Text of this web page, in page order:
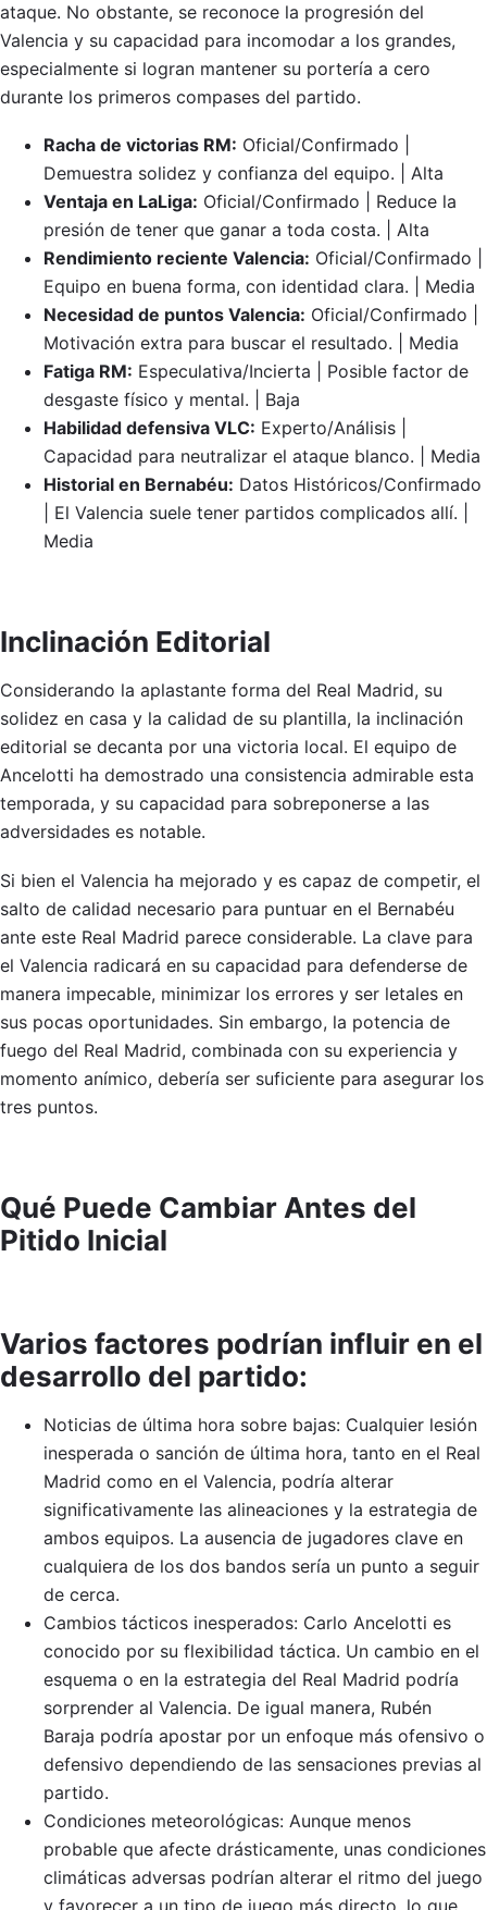
ataque. No obstante, se reconoce la progresión del
Valencia y su capacidad para incomodar a los grandes,
especialmente si logran mantener su portería a cero
durante los primeros compases del partido.
Racha de victorias RM: Oficial/Confirmado |
Demuestra solidez y confianza del equipo. | Alta
Ventaja en LaLiga: Oficial/Confirmado | Reduce la
presión de tener que ganar a toda costa. | Alta
Rendimiento reciente Valencia: Oficial/Confirmado |
Equipo en buena forma, con identidad clara. | Media
Necesidad de puntos Valencia: Oficial/Confirmado |
Motivación extra para buscar el resultado. | Media
Fatiga RM: Especulativa/Incierta | Posible factor de
desgaste físico y mental. | Baja
Habilidad defensiva VLC: Experto/Análisis |
Capacidad para neutralizar el ataque blanco. | Media
Historial en Bernabéu: Datos Históricos/Confirmado
| El Valencia suele tener partidos complicados allí. |
Media
Inclinación Editorial
Considerando la aplastante forma del Real Madrid, su
solidez en casa y la calidad de su plantilla, la inclinación
editorial se decanta por una victoria local. El equipo de
Ancelotti ha demostrado una consistencia admirable esta
temporada, y su capacidad para sobreponerse a las
adversidades es notable.
Si bien el Valencia ha mejorado y es capaz de competir, el
salto de calidad necesario para puntuar en el Bernabéu
ante este Real Madrid parece considerable. La clave para
el Valencia radicará en su capacidad para defenderse de
manera impecable, minimizar los errores y ser letales en
sus pocas oportunidades. Sin embargo, la potencia de
fuego del Real Madrid, combinada con su experiencia y
momento anímico, debería ser suficiente para asegurar los
tres puntos.
Qué Puede Cambiar Antes del
Pitido Inicial
Varios factores podrían influir en el
desarrollo del partido:
Noticias de última hora sobre bajas: Cualquier lesión
inesperada o sanción de última hora, tanto en el Real
Madrid como en el Valencia, podría alterar
significativamente las alineaciones y la estrategia de
ambos equipos. La ausencia de jugadores clave en
cualquiera de los dos bandos sería un punto a seguir
de cerca.
Cambios tácticos inesperados: Carlo Ancelotti es
conocido por su flexibilidad táctica. Un cambio en el
esquema o en la estrategia del Real Madrid podría
sorprender al Valencia. De igual manera, Rubén
Baraja podría apostar por un enfoque más ofensivo o
defensivo dependiendo de las sensaciones previas al
partido.
Condiciones meteorológicas: Aunque menos
probable que afecte drásticamente, unas condiciones
climáticas adversas podrían alterar el ritmo del juego
y favorecer a un tipo de juego más directo, lo que